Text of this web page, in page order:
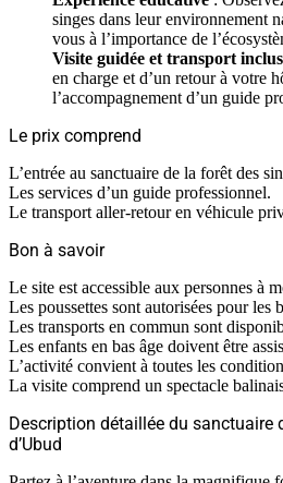
singes dans leur environnement
vous à l’importance de
Visite guidée et transport inclus
en charge et d’un retour à votre
l’accompagnement d’un guide
Le prix comprend
L’entrée au sanctuaire de la forêt des
Les services d’un guide professionnel.
Le transport aller-retour en véhicule
Bon à savoir
Le site est accessible aux personnes à
Les poussettes sont autorisées pour les
Les transports en commun sont
Les enfants en bas âge doivent être
L’activité convient à toutes les
La visite comprend un spectacle
Description détaillée du sanctuaire
d’Ubud